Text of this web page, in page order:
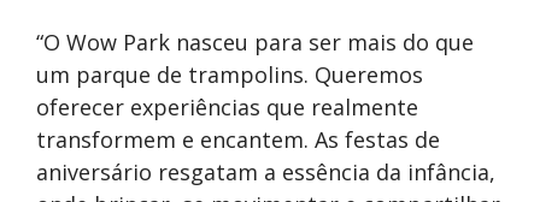
“O Wow Park nasceu para ser mais do que
um parque de trampolins. Queremos
oferecer experiências que realmente
transformem e encantem. As festas de
aniversário resgatam a essência da infância,